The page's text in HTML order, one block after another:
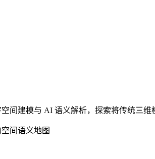
间建模与 AI 语义解析，探索将传统三